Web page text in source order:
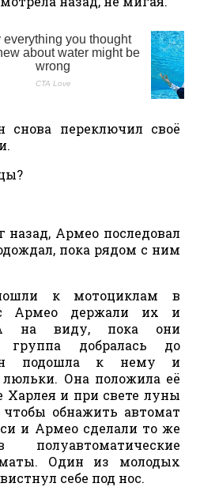
снова переключил своё
назад, Армео последовал
пока рядом с ним
к мотоциклам в
Армео держали их и
на виду, пока они
группа добралась до
подошла к нему и
люльки. Она положила её
Харлея и при свете луны
чтобы обнажить автомат
и Армео сделали то же
полуавтоматические
Один из молодых
себе под нос.